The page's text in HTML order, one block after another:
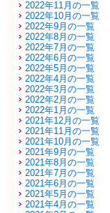
2022年11月の一覧
2022年10月の一覧
2022年9月の一覧
2022年8月の一覧
2022年7月の一覧
2022年6月の一覧
2022年5月の一覧
2022年4月の一覧
2022年3月の一覧
2022年2月の一覧
2022年1月の一覧
2021年12月の一覧
2021年11月の一覧
2021年10月の一覧
2021年9月の一覧
2021年8月の一覧
2021年7月の一覧
2021年6月の一覧
2021年5月の一覧
2021年4月の一覧